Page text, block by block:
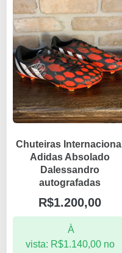
Chuteiras Internacional
Adidas Absolado
Dalessandro
autografadas
R$1.200,00
À
vista: R$1.140,00 no